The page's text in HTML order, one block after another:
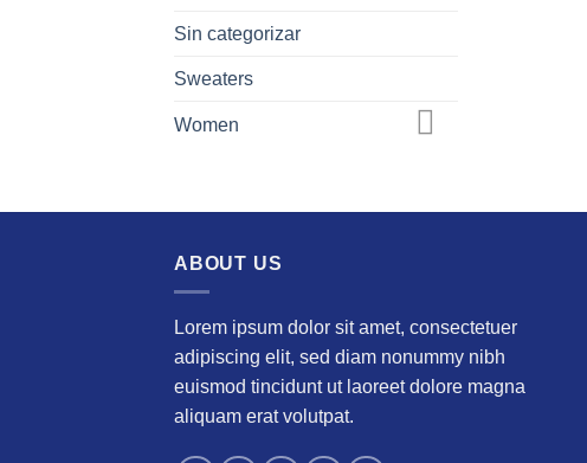
Sin categorizar
Sweaters
Women
ABOUT US
Lorem ipsum dolor sit amet, consectetuer
adipiscing elit, sed diam nonummy nibh
euismod tincidunt ut laoreet dolore magna
aliquam erat volutpat.